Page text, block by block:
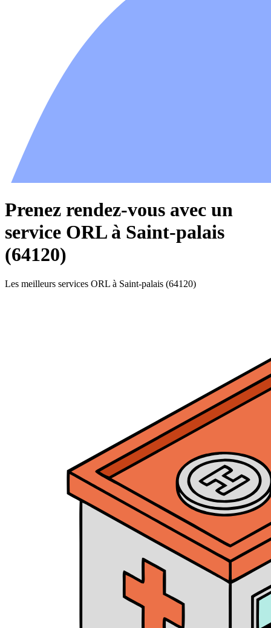
Prenez rendez-vous avec un
service ORL à Saint-palais
(64120)
Les meilleurs services ORL à Saint-palais (64120)